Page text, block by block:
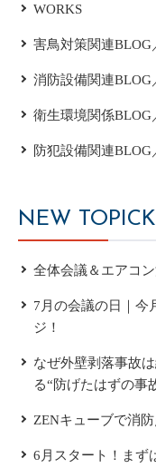
WORKS
害鳥対策関連BLOG
消防設備関連BLOG
衛生環境関係BLOG
防犯設備関連BLOG
NEW TOPICK
全体会議＆エアコ
7月の会議の日｜今
ジ！
なぜ外壁剥落事故
る“防げたはずの事
ZENキューブで消
6月スタート！まず